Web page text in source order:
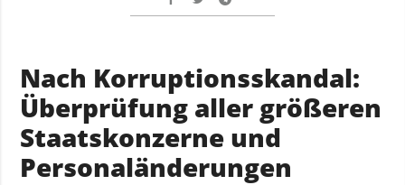
Nach Korruptionsskandal:
Überprüfung aller größeren
Staatskonzerne und
Personaländerungen